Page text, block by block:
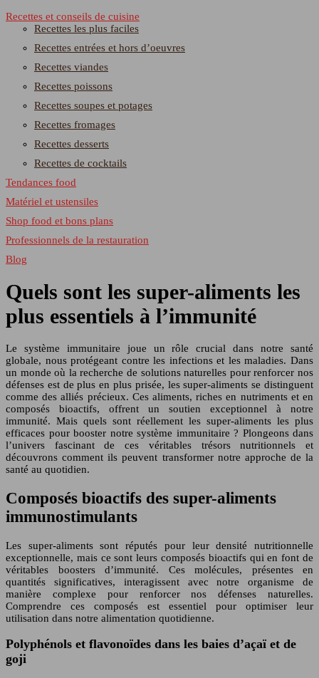
Recettes et conseils de cuisine
Recettes les plus faciles
Recettes entrées et hors d’oeuvres
Recettes viandes
Recettes poissons
Recettes soupes et potages
Recettes fromages
Recettes desserts
Recettes de cocktails
Tendances food
Matériel et ustensiles
Shop food et bons plans
Professionnels de la restauration
Blog
Quels sont les super-aliments les
plus essentiels à l’immunité
Le système immunitaire joue un rôle crucial dans notre santé
globale, nous protégeant contre les infections et les maladies. Dans
un monde où la recherche de solutions naturelles pour renforcer nos
défenses est de plus en plus prisée, les super-aliments se distinguent
comme des alliés précieux. Ces aliments, riches en nutriments et en
composés bioactifs, offrent un soutien exceptionnel à notre
immunité. Mais quels sont réellement les super-aliments les plus
efficaces pour booster notre système immunitaire ? Plongeons dans
l’univers fascinant de ces véritables trésors nutritionnels et
découvrons comment ils peuvent transformer notre approche de la
santé au quotidien.
Composés bioactifs des super-aliments
immunostimulants
Les super-aliments sont réputés pour leur densité nutritionnelle
exceptionnelle, mais ce sont leurs composés bioactifs qui en font de
véritables boosters d’immunité. Ces molécules, présentes en
quantités significatives, interagissent avec notre organisme de
manière complexe pour renforcer nos défenses naturelles.
Comprendre ces composés est essentiel pour optimiser leur
utilisation dans notre alimentation quotidienne.
Polyphénols et flavonoïdes dans les baies d’açaï et de
goji